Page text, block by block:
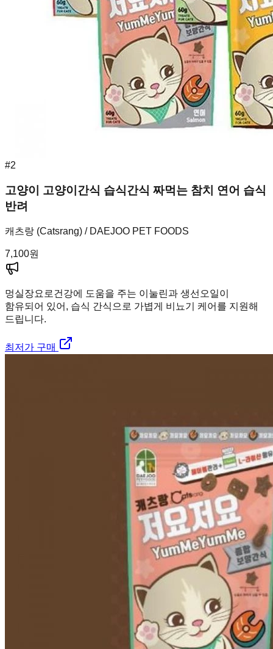
#2
고양이 고양이간식 습식간식 짜먹는 참치 연어 습식
반려
캐츠랑 (Catsrang) / DAEJOO PET FOODS
7,100원
멍실장요로건강에 도움을 주는 이눌린과 생선오일이
함유되어 있어, 습식 간식으로 가볍게 비뇨기 케어를 지원해
드립니다.
최저가 구매